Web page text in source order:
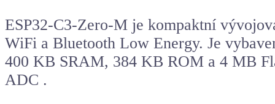
ESP32-C3-Zero-M je kompaktní
WiFi a Bluetooth Low Energy. Je
400 KB SRAM, 384 KB ROM a 4 MB
ADC .